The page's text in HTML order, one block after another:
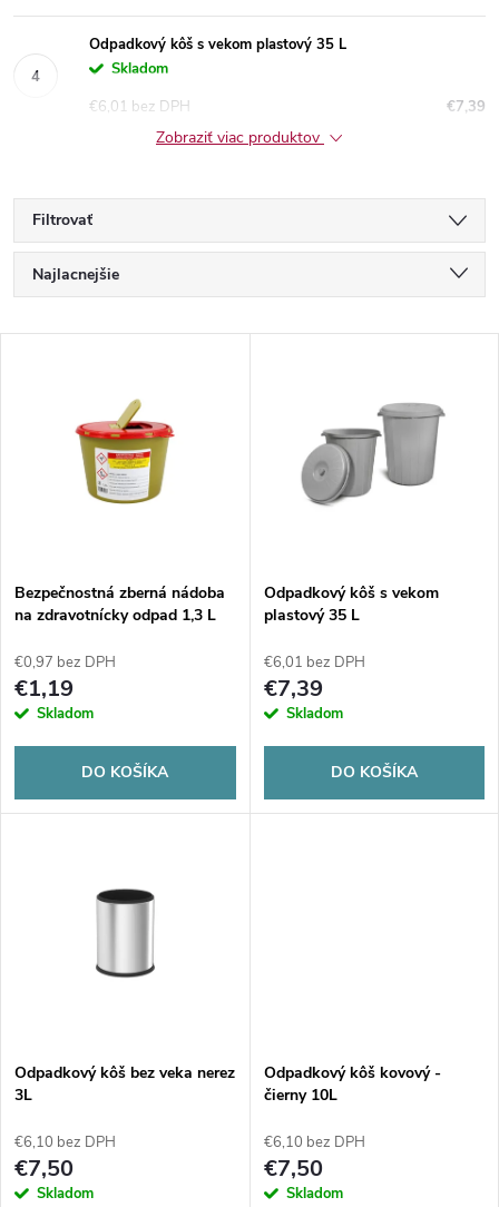
Odpadkový kôš s vekom plastový 35 L
Skladom
€7,39
€6,01 bez DPH
Zobraziť viac produktov
Filtrovať
R
a
e
p
r
d
o
v
Najlacnejšie
s
p
r
o
d
v
Bezpečnostná zberná nádoba
na zdravotnícky odpad 1,3 L
€0,97 bez DPH
€1,19
Skladom
DO KOŠÍKA
Odpadkový kôš s vekom
plastový 35 L
€6,01 bez DPH
€7,39
Skladom
DO KOŠÍKA
Odpadkový kôš bez veka nerez
3L
€6,10 bez DPH
€7,50
Skladom
Odpadkový kôš kovový -
čierny 10L
€6,10 bez DPH
€7,50
Skladom